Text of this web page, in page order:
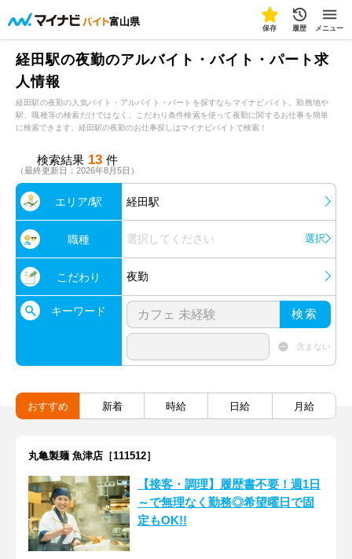
富山県
保存 履歴 メニュー
経田駅の夜勤のアルバイト・バイト・パート求
人情報
経田駅の夜勤の人気バイト・アルバイト・パートを探すならマイナビバイト。勤務地や
駅、職種等の検索だけではなく、こだわり条件検索を使って夜勤に関するお仕事を簡単
に検索できます。経田駅の夜勤のお仕事探しはマイナビバイトで検索！
検索結果 13 件
（最終更新日：2026年8月5日）
エリア/駅 経田駅
職種 選択してください 選択
こだわり 夜勤
キーワード 検索
含まない
おすすめ 新着 時給 日給 月給
丸亀製麺 魚津店［111512］
【接客・調理】履歴書不要！週1日
～で無理なく勤務◎希望曜日で固
定もOK!!